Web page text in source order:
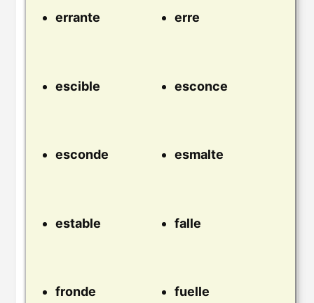
errante erre
escible esconce
esconde esmalte
estable falle
fronde fuelle